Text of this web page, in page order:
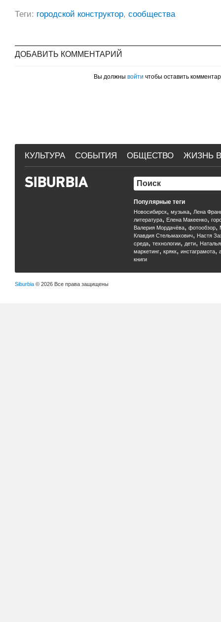
Теги: городской конструктор, сообщества
ДОБАВИТЬ КОММЕНТАРИЙ
Вы должны войти чтобы оставить
КУЛЬТУРА СОБЫТИЯ ОБЩЕСТВО ЖИЗНЬ
Популярные теги
Новосибирск, музыка, Лена
литература, Елена Макеенко,
Валерия Мордачёва, фотообзор,
Клавдия Стельмахович, Настя
среда, технологии, дети,
маркетинг, крякк, инстаграмота,
книги
Siburbia © 2026 Все права защищены